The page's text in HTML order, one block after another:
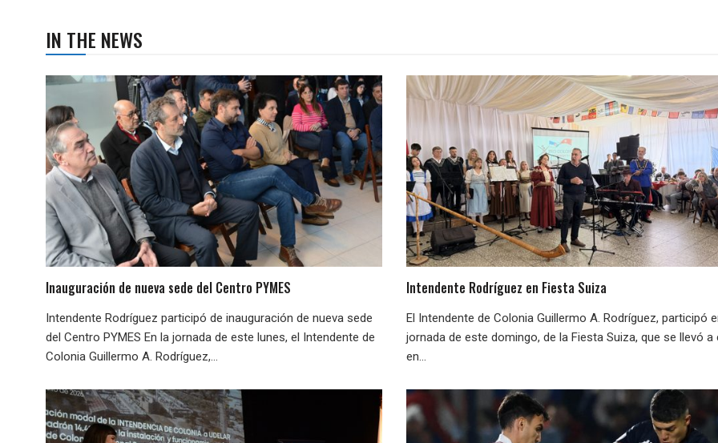
IN THE NEWS
Inauguración de nueva sede del Centro PYMES
Intendente Rodríguez participó de inauguración de nueva sede
del Centro PYMES En la jornada de este lunes, el Intendente de
Colonia Guillermo A. Rodríguez,...
Intendente Rodríguez en Fiesta Suiza
El Intendente de Colonia Guillermo A. Rodríguez, participó
jornada de este domingo, de la Fiesta Suiza, que se llevó a
en...